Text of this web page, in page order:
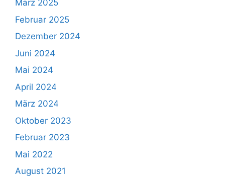
März 2025
Februar 2025
Dezember 2024
Juni 2024
Mai 2024
April 2024
März 2024
Oktober 2023
Februar 2023
Mai 2022
August 2021